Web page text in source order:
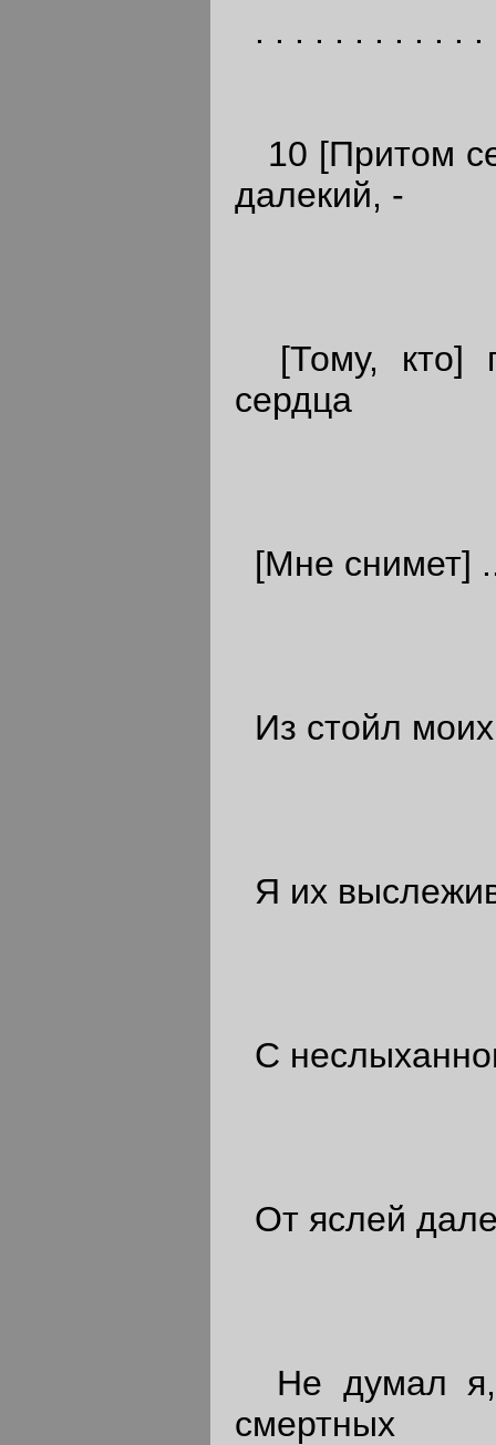
. . . . . . . . . . . .
10 [Притом
далекий, -
[Тому, кто]
сердца
[Мне снимет]
Из стойл
Я их
С
От яслей
Не думал я,
смертных